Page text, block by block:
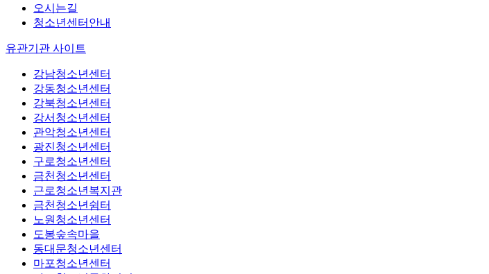
오시는길
청소년센터안내
유관기관 사이트
강남청소년센터
강동청소년센터
강북청소년센터
강서청소년센터
관악청소년센터
광진청소년센터
구로청소년센터
금천청소년센터
근로청소년복지관
금천청소년쉼터
노원청소년센터
도봉숲속마을
동대문청소년센터
마포청소년센터